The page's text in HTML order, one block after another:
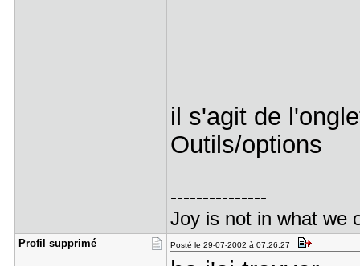
il s'agit de
Outils/options
---------------
Joy is not in what we
Profil sup​primé Posté le 29-07-2002 à 07:26:27